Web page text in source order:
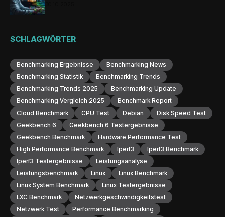
SCHLAGWÖRTER
Benchmarking Ergebnisse
Benchmarking News
Benchmarking Statistik
Benchmarking Trends
Benchmarking Trends 2025
Benchmarking Update
Benchmarking Vergleich 2025
Benchmark Report
Cloud Benchmark
CPU Test Debian
Disk Speed Test
Geekbench 6
Geekbench 6 Testergebnisse
Geekbench Benchmark
Hardware Performance Test
High Performance Benchmark
Iperf3
Iperf3 Benchmark
Iperf3 Testergebnisse
Leistungsanalyse
Leistungsbenchmark
Linux
Linux Benchmark
Linux System Benchmark
Linux Testergebnisse
LXC Benchmark
Netzwerkgeschwindigkeitstest
Netzwerk Test
Performance Benchmarking